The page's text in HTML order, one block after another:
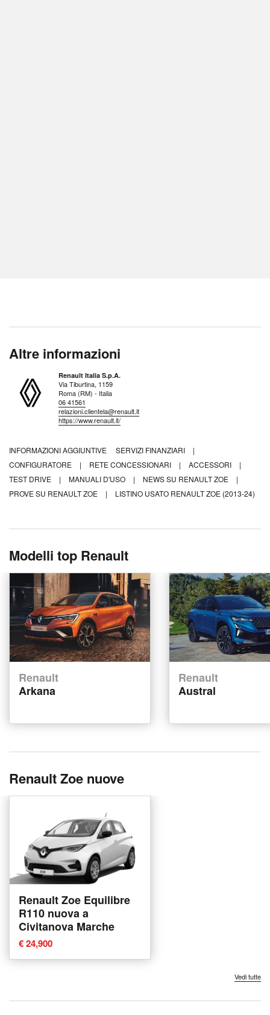
Altre informazioni
Renault Italia S.p.A.
Via Tiburtina, 1159
Roma (RM) - Italia
06 41561
relazioni.clientela@renault.it
https://www.renault.it/
INFORMAZIONI AGGIUNTIVE SERVIZI FINANZIARI
|
CONFIGURATORE
| RETE CONCESSIONARI | ACCESSORI
|
TEST DRIVE
| MANUALI D'USO | NEWS SU RENAULT ZOE
|
PROVE SU RENAULT ZOE
| LISTINO USATO RENAULT ZOE (2013-24)
Modelli top Renault
Renault
Arkana
Renault
Austral
Renault Zoe nuove
Renault Zoe Equilibre
R110 nuova a
Civitanova Marche
€ 24,900
Vedi tutte